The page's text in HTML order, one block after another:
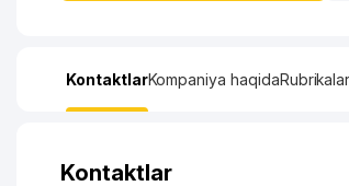
KontaktlarKompaniya haqida
Kontaktlar